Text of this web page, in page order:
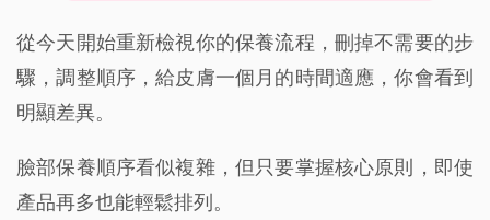
從今天開始重新檢視你的保養流程，刪掉不需要的步
驟，調整順序，給皮膚一個月的時間適應，你會看到
明顯差異。
臉部保養順序看似複雜，但只要掌握核心原則，即使
產品再多也能輕鬆排列。